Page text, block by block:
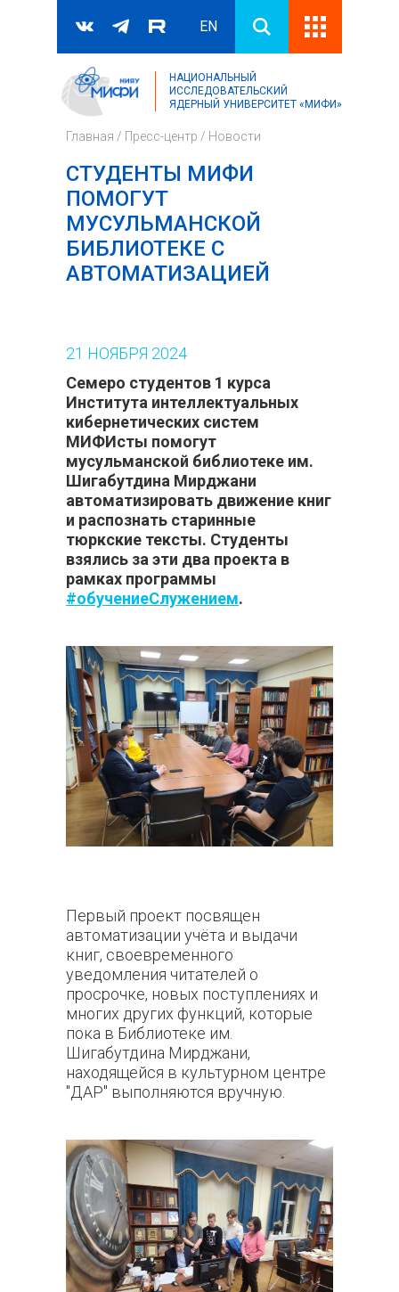
Форма поиска
Поиск
EN
НАЦИОНАЛЬНЫЙ
ИССЛЕДОВАТЕЛЬСКИЙ
ЯДЕРНЫЙ УНИВЕРСИТЕТ «МИФИ»
Главная / Пресс-центр / Новости
СТУДЕНТЫ МИФИ
ПОМОГУТ
МУСУЛЬМАНСКОЙ
БИБЛИОТЕКЕ С
АВТОМАТИЗАЦИЕЙ
21 НОЯБРЯ 2024
Семеро студентов 1 курса
Института интеллектуальных
кибернетических систем
МИФИсты помогут
мусульманской библиотеке им.
Шигабутдина Мирджани
автоматизировать движение книг
и распознать старинные
тюркские тексты. Студенты
взялись за эти два проекта в
рамках программы
#обучениеСлужением.
Первый проект посвящен
автоматизации учёта и выдачи
книг, своевременного
уведомления читателей о
просрочке, новых поступлениях и
многих других функций, которые
пока в Библиотеке им.
Шигабутдина Мирджани,
находящейся в культурном центре
"ДАР" выполняются вручную.